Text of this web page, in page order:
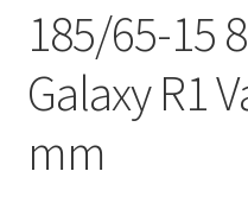
185/65-15
Galaxy R1
mm